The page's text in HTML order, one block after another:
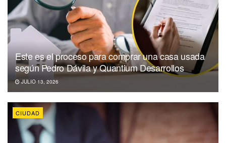
Este es el proceso para comprar una casa usada
según Pedro Dávila y Quantium Desarrollos
JULIO 13, 2026
CIUDAD